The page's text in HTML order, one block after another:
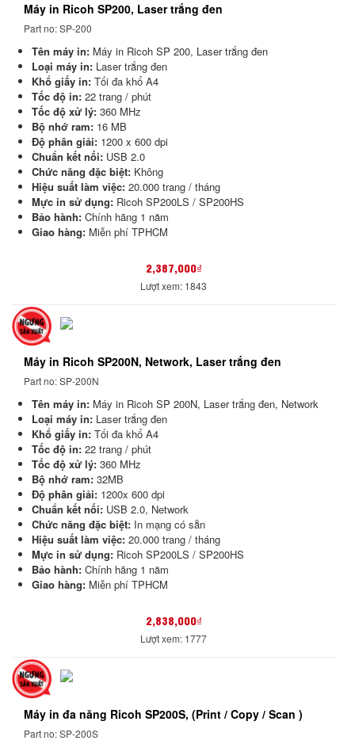
Máy in Ricoh SP200, Laser trắng đen
Part no: SP-200
Tên máy in: Máy in Ricoh SP 200, Laser trắng đen
Loại máy in: Laser trắng đen
Khổ giấy in: Tối đa khổ A4
Tốc độ in: 22 trang / phút
Tốc độ xử lý: 360 MHz
Bộ nhớ ram: 16 MB
Độ phân giải: 1200 x 600 dpi
Chuẩn kết nối: USB 2.0
Chức năng đặc biệt: Không
Hiệu suất làm việc: 20.000 trang / tháng
Mực in sử dụng: Ricoh SP200LS / SP200HS
Bảo hành: Chính hãng 1 năm
Giao hàng: Miễn phí TPHCM
2,387,000₫
Lượt xem: 1843
Máy in Ricoh SP200N, Network, Laser trắng đen
Part no: SP-200N
Tên máy in: Máy in Ricoh SP 200N, Laser trắng đen, Network
Loại máy in: Laser trắng đen
Khổ giấy in: Tối đa khổ A4
Tốc độ in: 22 trang / phút
Tốc độ xử lý: 360 MHz
Bộ nhớ ram: 32MB
Độ phân giải: 1200x 600 dpi
Chuẩn kết nối: USB 2.0, Network
Chức năng đặc biệt: In mạng có sẵn
Hiệu suất làm việc: 20.000 trang / tháng
Mực in sử dụng: Ricoh SP200LS / SP200HS
Bảo hành: Chính hãng 1 năm
Giao hàng: Miễn phí TPHCM
2,838,000₫
Lượt xem: 1777
Máy in đa năng Ricoh SP200S, (Print / Copy / Scan )
Part no: SP-200S